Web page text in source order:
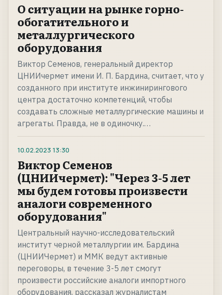
О ситуации на рынке горно-
обогатительного и
металлургического
оборудования
Виктор Семенов, генеральный директор
ЦНИИчермет имени И. П. Бардина, считает, что у
созданного при институте инжинирингового
центра достаточно компетенций, чтобы
создавать сложные металлургические машины и
агрегаты. Правда, не в одиночку.…
10.02.2023 13:30
Виктор Семенов
(ЦНИИчермет): "Через 3-5 лет
мы будем готовы произвести
аналоги современного
оборудования"
Центральный научно-исследовательский
институт черной металлургии им. Бардина
(ЦНИИЧермет) и ММК ведут активные
переговоры, в течение 3-5 лет смогут
произвести российские аналоги импортного
оборудования, рассказал журналистам